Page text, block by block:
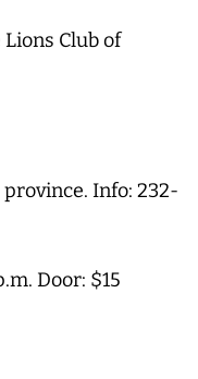
Club of
Info: 232-
Door: $15